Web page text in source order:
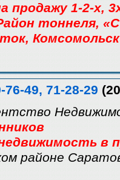
продажу 1-2-х,
тоннеля,
76-49, 71-28-29
в
районе